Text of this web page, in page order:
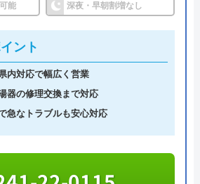
付けているので、緊急のトラブル
いただけます。
もあり、お得に作業を依頼でき
用するようにしましょう。
998-798
能 深夜・早朝割増なし
ント
内対応で幅広く営業
器の修理交換まで対応
急なトラブルも安心対応